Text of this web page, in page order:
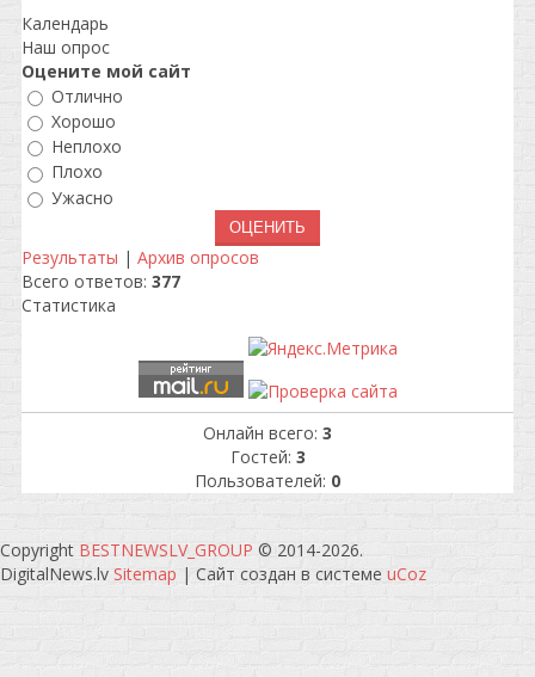
Календарь
Наш опрос
Оцените мой сайт
Отлично
Хорошо
Неплохо
Плохо
Ужасно
Результаты | Архив опросов
Всего ответов: 377
Статистика
Онлайн всего: 3
Гостей: 3
Пользователей: 0
Copyright BESTNEWSLV_GROUP © 2014-2026.
DigitalNews.lv Sitemap | Сайт создан в системе uCoz